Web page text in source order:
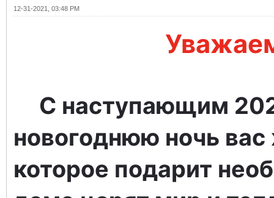
12-31-2021, 03:48 PM
С наступающим
новогоднюю ночь
которое подарит